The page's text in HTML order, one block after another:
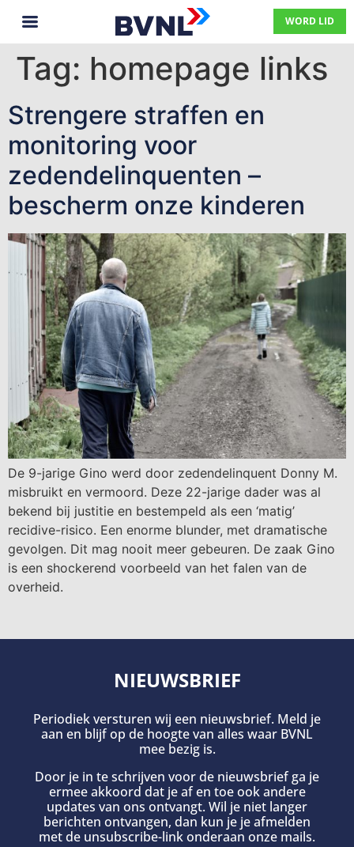
WORD LID
Tag: homepage links
Strengere straffen en
monitoring voor
zedendelinquenten –
bescherm onze kinderen
De 9-jarige Gino werd door zedendelinquent Donny M.
misbruikt en vermoord. Deze 22-jarige dader was al
bekend bij justitie en bestempeld als een ‘matig’
recidive-risico. Een enorme blunder, met dramatische
gevolgen. Dit mag nooit meer gebeuren. De zaak Gino
is een shockerend voorbeeld van het falen van de
overheid.
NIEUWSBRIEF
Periodiek versturen wij een nieuwsbrief. Meld je
aan en blijf op de hoogte van alles waar BVNL
mee bezig is.
Door je in te schrijven voor de nieuwsbrief ga je
ermee akkoord dat je af en toe ook andere
updates van ons ontvangt. Wil je niet langer
berichten ontvangen, dan kun je je afmelden
met de unsubscribe-link onderaan onze mails.